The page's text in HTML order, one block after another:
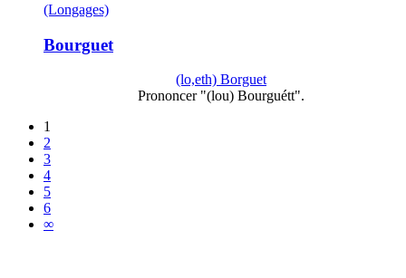
(Longages)
Bourguet
(lo,eth) Borguet
Prononcer "(lou) Bourguétt".
1
2
3
4
5
6
∞